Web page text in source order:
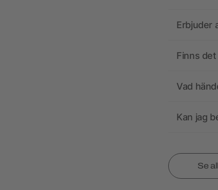
Erbjuder
Finns
Vad
Kan jag
Se